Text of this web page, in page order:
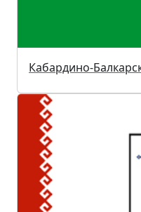
Кабардино-